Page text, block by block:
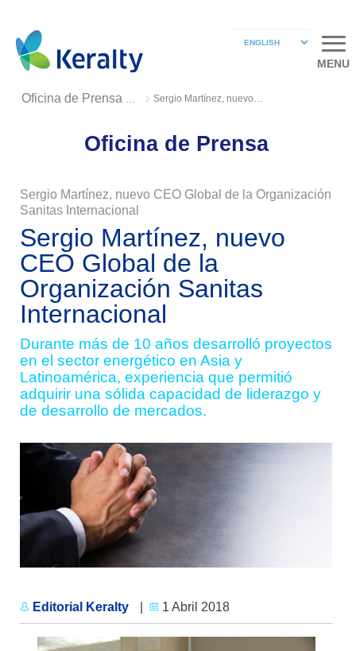
MENU
Oficina de Prensa 2018 Sergio Martínez, nuevo CEO Global
Oficina de Prensa
Sergio Martínez, nuevo CEO Global de la Organización
Sanitas Internacional
Sergio Martínez, nuevo
CEO Global de la
Organización Sanitas
Internacional
Durante más de 10 años desarrolló proyectos
en el sector energético en Asia y
Latinoamérica, experiencia que permitió
adquirir una sólida capacidad de liderazgo y
de desarrollo de mercados.
Editorial Keralty 1 Abril 2018